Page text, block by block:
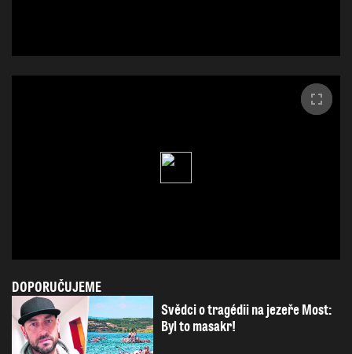
DOPORUČUJEME
Svědci o tragédii na jezeře Most:
Byl to masakr!